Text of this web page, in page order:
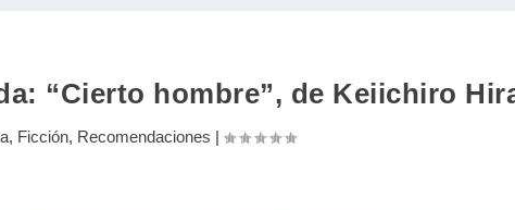
“Cierto hombre”, de Keiichiro
, Ficción, Recomendaciones |